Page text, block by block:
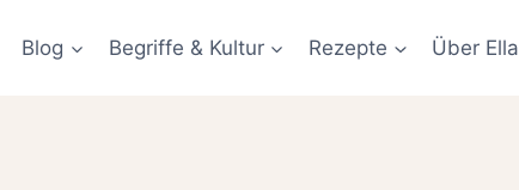
Blog Begriffe & Kultur Rezepte Über Ella